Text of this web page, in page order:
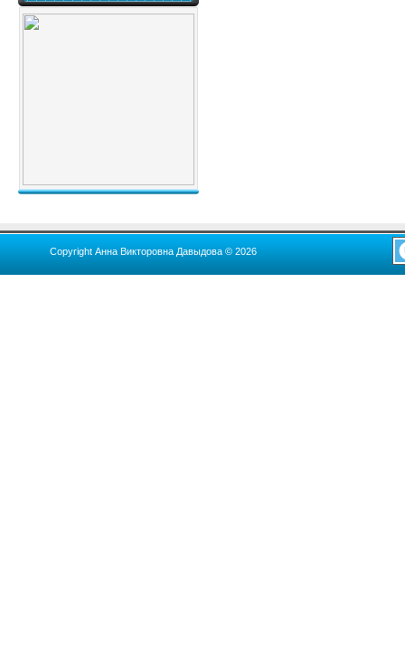
Copyright Анна Викторовна Давыдова © 2026